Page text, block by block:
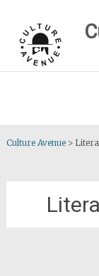
content
Culture Avenue>